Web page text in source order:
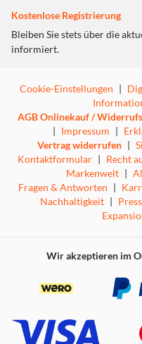
Kostenlose Registrierung
Bleiben Sie stets über die
informiert.
Cookie-Einstellungen |
AGB Onlinekauf /
| Impressum |
Vertrag widerrufen |
Kontaktformular | Recht
Markenwelt |
Fragen & Antworten |
Nachhaltigkeit |
Wir akzeptieren im